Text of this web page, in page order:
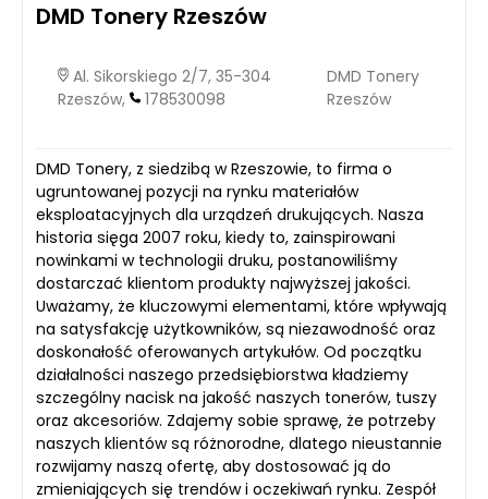
DMD Tonery Rzeszów
Al. Sikorskiego 2/7, 35-304
Rzeszów,
178530098
DMD Tonery
Rzeszów
DMD Tonery, z siedzibą w Rzeszowie, to firma o
ugruntowanej pozycji na rynku materiałów
eksploatacyjnych dla urządzeń drukujących. Nasza
historia sięga 2007 roku, kiedy to, zainspirowani
nowinkami w technologii druku, postanowiliśmy
dostarczać klientom produkty najwyższej jakości.
Uważamy, że kluczowymi elementami, które wpływają
na satysfakcję użytkowników, są niezawodność oraz
doskonałość oferowanych artykułów. Od początku
działalności naszego przedsiębiorstwa kładziemy
szczególny nacisk na jakość naszych tonerów, tuszy
oraz akcesoriów. Zdajemy sobie sprawę, że potrzeby
naszych klientów są różnorodne, dlatego nieustannie
rozwijamy naszą ofertę, aby dostosować ją do
zmieniających się trendów i oczekiwań rynku. Zespół